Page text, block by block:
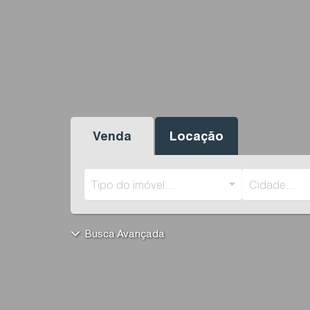
Venda Locação
Tipo do imóvel... Cidade...
Busca Avançada